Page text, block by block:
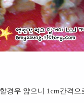
경우 얇으니 1cm간격으